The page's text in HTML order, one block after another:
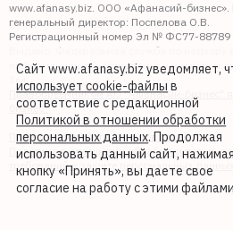
www.afanasy.biz. ООО «Афанасий-бизнес».
генеральный директор: Поспелова О.В.
Регистрационный номер Эл № ФС77-88789
Выдано: Федеральная служба по надзору в
информационных технологий и массовых
Правопреемником АО "Афанасий-бизнес"
бизнес"
Политика обработки файлов cookie
Политика в отношении обработки
требований к защите персональных данных
Сайт www.afanasy.biz уведомляет,
использует cookie-файлы в
соответствие с редакционной
Политикой в отношении обработки
персональных данных. Продолжая
использовать данный сайт, нажимая
кнопку «Принять», вы даете свое
согласие на работу с этими